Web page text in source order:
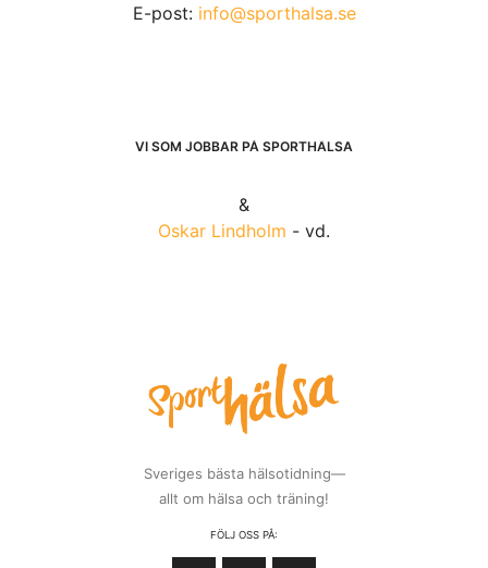
E-post: info@sporthalsa.se
VI SOM JOBBAR PÅ SPORTHÄLSA
&
Oskar Lindholm - vd.
Sveriges bästa hälsotidning—
allt om hälsa och träning!
FÖLJ OSS PÅ: